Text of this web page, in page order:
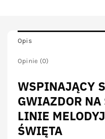
Opis
Opinie (0)
WSPINAJĄCY
GWIAZDOR NA
LINIE
ŚWIĘTA